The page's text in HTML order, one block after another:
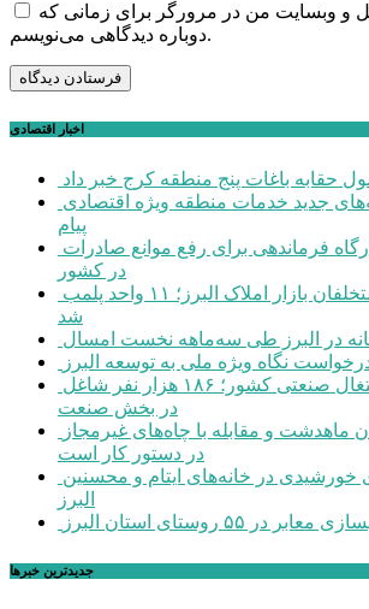
و وبسایت من در مرورگر برای زمانی که
دوباره دیدگاهی می‌نویسم.
اخبار اقتصادی
حقابه باغات پنج منطقه کرج خبر داد
پیام
در کشور
شد
نگاه ویژه ملی به توسعه البرز
در بخش صنعت
در دستور کار است
البرز
۵۵ روستای استان البرز
جديدترين خبرها